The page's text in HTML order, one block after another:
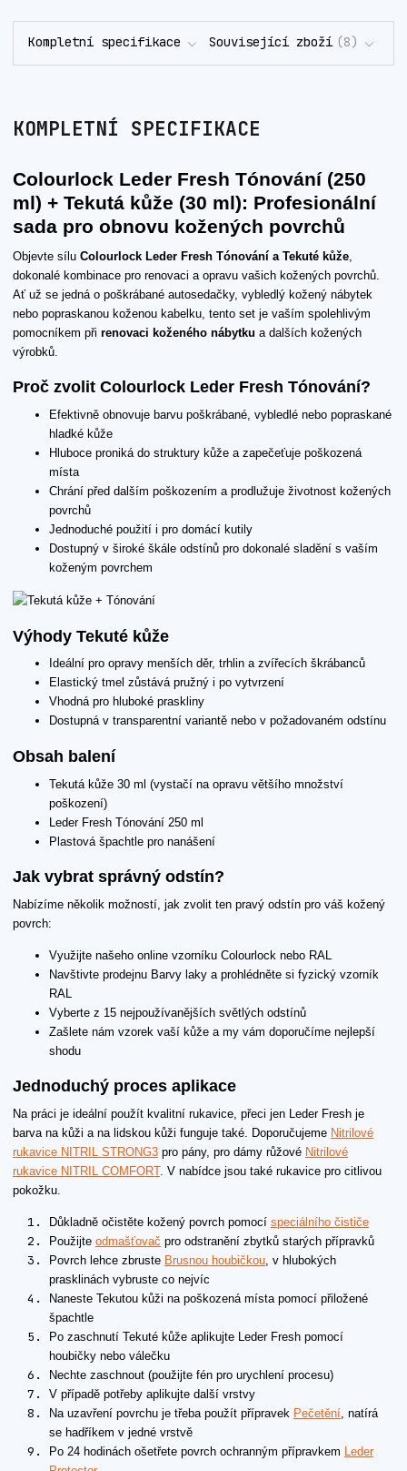
Kompletní specifikace Související zboží 8
KOMPLETNÍ SPECIFIKACE
Colourlock Leder Fresh Tónování (250
ml) + Tekutá kůže (30 ml): Profesionální
sada pro obnovu kožených povrchů
Objevte sílu Colourlock Leder Fresh Tónování a Tekuté kůže
dokonalé kombinace pro renovaci a opravu vašich kožených povrchů.
Ať už se jedná o poškrábané autosedačky, vybledlý kožený nábytek
nebo popraskanou koženou kabelku, tento set je vaším spolehlivým
pomocníkem při renovaci koženého nábytku a dalších kožených
výrobků.
Proč zvolit Colourlock Leder Fresh Tónování?
Efektivně obnovuje barvu poškrábané, vybledlé nebo popraskané
hladké kůže
Hluboce proniká do struktury kůže a zapečeťuje poškozená
místa
Chrání před dalším poškozením a prodlužuje životnost kožených
povrchů
Jednoduché použití i pro domácí kutily
Dostupný v široké škále odstínů pro dokonalé sladění s vaším
koženým povrchem
Výhody Tekuté kůže
Ideální pro opravy menších děr, trhlin a zvířecích škrábanců
Elastický tmel zůstává pružný i po vytvrzení
Vhodná pro hluboké praskliny
Dostupná v transparentní variantě nebo v požadovaném odstínu
Obsah balení
Tekutá kůže 30 ml (vystačí na opravu většího množství
poškození)
Leder Fresh Tónování 250 ml
Plastová špachtle pro nanášení
Jak vybrat správný odstín?
Nabízíme několik možností, jak zvolit ten pravý odstín pro váš kožený
povrch:
Využijte našeho online vzorníku Colourlock nebo RAL
Navštivte prodejnu Barvy laky a prohlédněte si fyzický vzorník
RAL
Vyberte z 15 nejpoužívanějších světlých odstínů
Zašlete nám vzorek vaší kůže a my vám doporučíme nejlepší
shodu
Jednoduchý proces aplikace
Na práci je ideální použít kvalitní rukavice, přeci jen Leder Fresh je
barva na kůži a na lidskou kůži funguje také. Doporučujeme Nitrilové
rukavice NITRIL STRONG3 pro pány, pro dámy růžové Nitrilové
rukavice NITRIL COMFORT. V nabídce jsou také rukavice pro citlivou
pokožku.
Důkladně očistěte kožený povrch pomocí speciálního čističe
Použijte odmašťovač pro odstranění zbytků starých přípravků
Povrch lehce zbruste Brusnou houbičkou, v hlubokých
prasklinách vybruste co nejvíc
Naneste Tekutou kůži na poškozená místa pomocí přiložené
špachtle
Po zaschnutí Tekuté kůže aplikujte Leder Fresh pomocí
houbičky nebo válečku
Nechte zaschnout (použijte fén pro urychlení procesu)
V případě potřeby aplikujte další vrstvy
Na uzavření povrchu je třeba použít přípravek Pečetění, natírá
se hadříkem v jedné vrstvě
Po 24 hodinách ošetřete povrch ochranným přípravkem Leder